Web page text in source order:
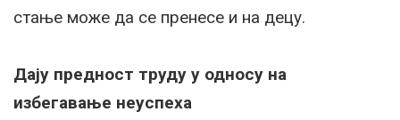
стање може да се пренесе и на децу.
Дају предност труду у односу на
избегавање неуспеха